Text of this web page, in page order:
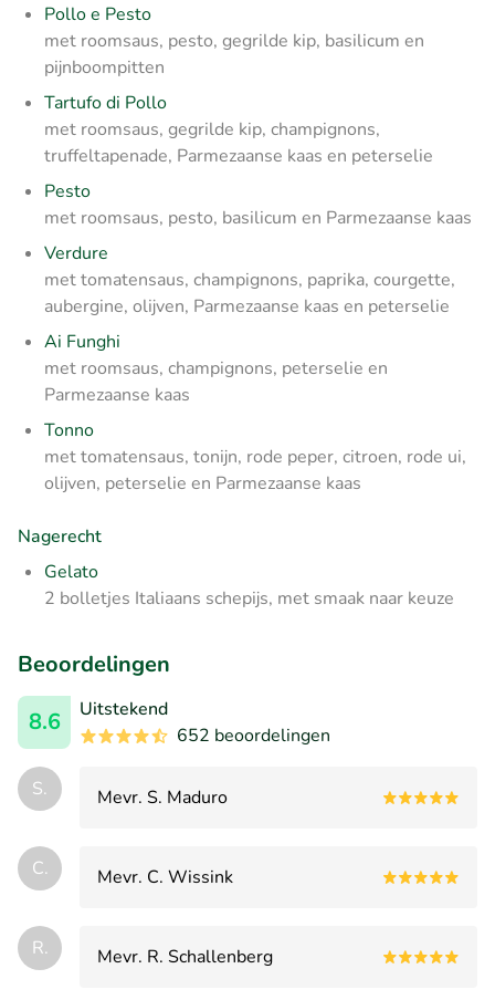
Pollo e Pesto
met roomsaus, pesto, gegrilde kip, basilicum en
pijnboompitten
Tartufo di Pollo
met roomsaus, gegrilde kip, champignons,
truffeltapenade, Parmezaanse kaas en peterselie
Pesto
met roomsaus, pesto, basilicum en Parmezaanse kaas
Verdure
met tomatensaus, champignons, paprika, courgette,
aubergine, olijven, Parmezaanse kaas en peterselie
Ai Funghi
met roomsaus, champignons, peterselie en
Parmezaanse kaas
Tonno
met tomatensaus, tonijn, rode peper, citroen, rode ui,
olijven, peterselie en Parmezaanse kaas
Nagerecht
Gelato
2 bolletjes Italiaans schepijs, met smaak naar keuze
Beoordelingen
8.6
Uitstekend
652 beoordelingen
S. Mevr. S. Maduro
C. Mevr. C. Wissink
R. Mevr. R. Schallenberg